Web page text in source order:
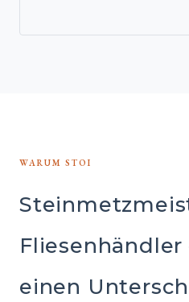
WARUM STOI
einen